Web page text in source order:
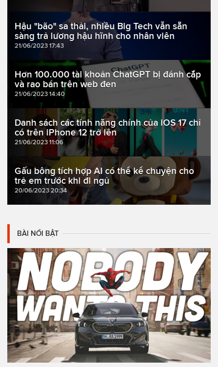
Hậu "bão" sa thải, nhiều Big Tech vẫn sẵn
sàng trả lương hậu hĩnh cho nhân viên
21/06/2023 17:43
Hơn 100.000 tài khoản ChatGPT bị đánh cắp
và rao bán trên web đen
21/06/2023 14:40
Danh sách các tính năng chính của iOS 17 chỉ
có trên iPhone 12 trở lên
21/06/2023 11:06
Gấu bông tích hợp AI có thể kể chuyện cho
trẻ em trước khi đi ngủ
20/06/2023 20:34
BÀI NỔI BẬT